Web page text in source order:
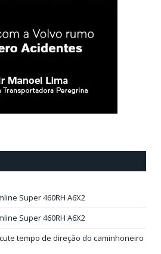
Super 460RH A6X2
Super 460RH A6X2
tempo de direção do caminhoneiro